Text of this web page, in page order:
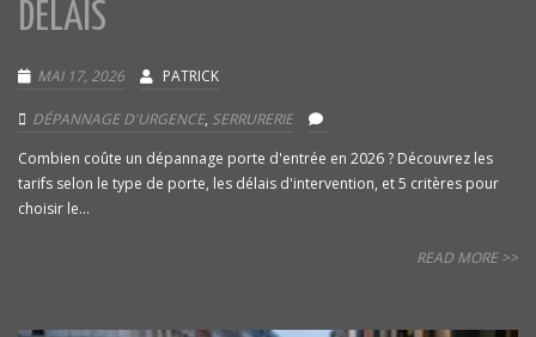
DÉLAIS
MAI 17, 2026 PATRICK
DÉPANNAGE D'URGENCE, SERRURERIE
Combien coûte un dépannage porte d'entrée en 2026 ? Découvrez les
tarifs selon le type de porte, les délais d'intervention, et 5 critères pour
choisir le...
READ MORE >>